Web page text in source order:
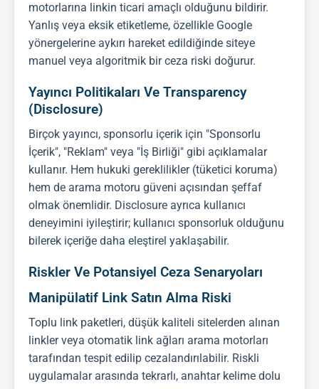
motorlarına linkin ticari amaçlı olduğunu bildirir.
Yanlış veya eksik etiketleme, özellikle Google
yönergelerine aykırı hareket edildiğinde siteye
manuel veya algoritmik bir ceza riski doğurur.
Yayıncı Politikaları Ve Transparency
(Disclosure)
Birçok yayıncı, sponsorlu içerik için "Sponsorlu
İçerik", "Reklam" veya "İş Birliği" gibi açıklamalar
kullanır. Hem hukuki gereklilikler (tüketici koruma)
hem de arama motoru güveni açısından şeffaf
olmak önemlidir. Disclosure ayrıca kullanıcı
deneyimini iyileştirir; kullanıcı sponsorluk olduğunu
bilerek içeriğe daha eleştirel yaklaşabilir.
Riskler Ve Potansiyel Ceza Senaryoları
Manipülatif Link Satın Alma Riski
Toplu link paketleri, düşük kaliteli sitelerden alınan
linkler veya otomatik link ağları arama motorları
tarafından tespit edilip cezalandırılabilir. Riskli
uygulamalar arasında tekrarlı, anahtar kelime dolu